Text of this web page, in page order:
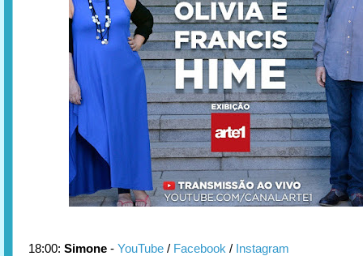
18:00: Simone - YouTube / Facebook / Instagram